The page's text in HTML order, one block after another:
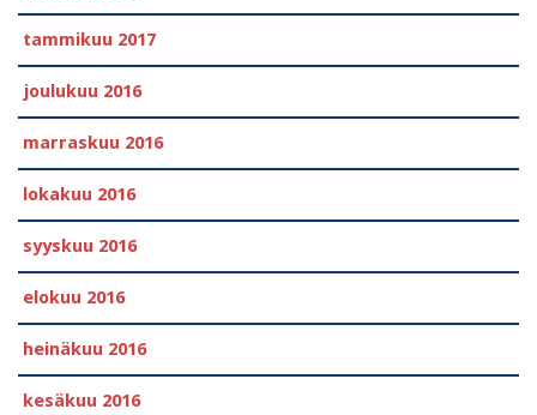
tammikuu 2017
joulukuu 2016
marraskuu 2016
lokakuu 2016
syyskuu 2016
elokuu 2016
heinäkuu 2016
kesäkuu 2016